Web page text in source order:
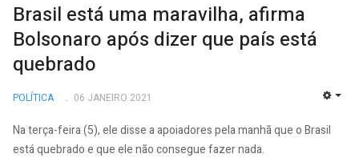
Brasil está uma maravilha, afirma
Bolsonaro após dizer que país está
quebrado
POLÍTICA 06 JANEIRO 2021
Na terça-feira (5), ele disse a apoiadores pela manhã que o Brasil
está quebrado e que ele não consegue fazer nada.